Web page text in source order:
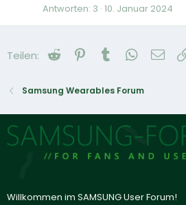
Antworten 3 10. Januar 2024
Teilen: Reddit Pinterest
Tumblr E-
Samsung Wearables Forum
Willkommen im SAMSUNG User Forum!